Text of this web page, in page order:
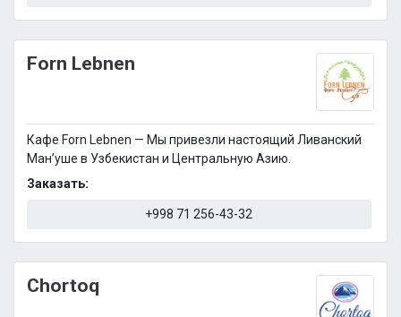
Forn Lebnen
Кафе Forn Lebnen — Мы привезли настоящий Ливанский
Ман’уше в Узбекистан и Центральную Азию.
Заказать:
+998 71 256-43-32
Chortoq